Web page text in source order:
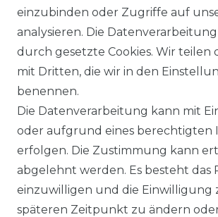
UNTERNEHMEN
ÜBER UNS
HERSTELLER
REFERENZEN
einzubinden oder Zugriffe auf
analysieren. Die
durch gesetzte Cookies. Wir teilen
mit Dritten, die wir in den
benennen.
Die Datenverarbeitung kann mit
oder aufgrund eines berechtigten
erfolgen. Die Zustimmung kann
abgelehnt werden. Es besteht das
einzuwilligen und die Einwilligung
späteren Zeitpunkt zu ändern